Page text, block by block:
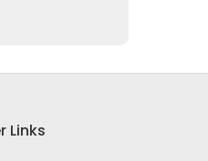
Links